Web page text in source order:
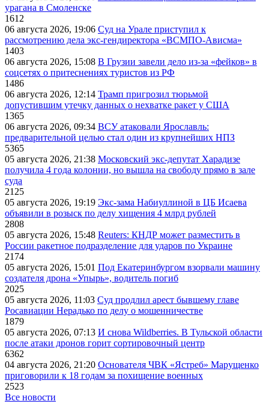
урагана в Смоленске
1612
06 августа 2026, 19:06 Суд на Урале приступил к
рассмотрению дела экс-гендиректора «ВСМПО-Ависма»
1403
06 августа 2026, 15:08 В Грузии завели дело из-за «фейков» в
соцсетях о притеснениях туристов из РФ
1486
06 августа 2026, 12:14 Трамп пригрозил тюрьмой
допустившим утечку данных о нехватке ракет у США
1365
06 августа 2026, 09:34 ВСУ атаковали Ярославль:
предварительной целью стал один из крупнейших НПЗ
5365
05 августа 2026, 21:38 Московский экс-депутат Харадизе
получила 4 года колонии, но вышла на свободу прямо в зале
суда
2125
05 августа 2026, 19:19 Экс-зама Набиуллиной в ЦБ Исаева
объявили в розыск по делу хищения 4 млрд рублей
2808
05 августа 2026, 15:48 Reuters: КНДР может разместить в
России ракетное подразделение для ударов по Украине
2174
05 августа 2026, 15:01 Под Екатеринбургом взорвали машину
создателя дрона «Упырь», водитель погиб
2025
05 августа 2026, 11:03 Суд продлил арест бывшему главе
Росавиации Нерадько по делу о мошенничестве
1879
05 августа 2026, 07:13 И снова Wildberries. В Тульской области
после атаки дронов горит сортировочный центр
6362
04 августа 2026, 21:20 Основателя ЧВК «Ястреб» Марущенко
приговорили к 18 годам за похищение военных
2523
Все новости